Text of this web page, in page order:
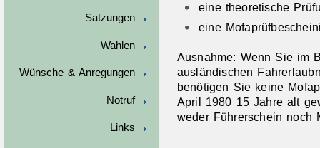
Satzungen
Wahlen
Wünsche & Anregungen
Notruf
Links
eine theoretische
eine
Ausnahme: Wenn Sie im
ausländischen
benötigen Sie keine
April 1980 15 Jahre alt
weder Führerschein noch